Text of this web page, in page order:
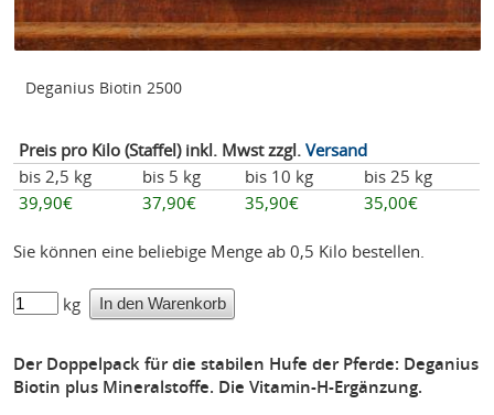
Deganius Biotin 2500
Preis pro Kilo (Staffel) inkl. Mwst zzgl. Versand
bis 2,5 kg
bis 5 kg bis 10 kg
bis 25 kg
39,90€
37,90€ 35,90€ 35,00€
Sie können eine beliebige Menge ab 0,5 Kilo bestellen.
kg
Der Doppelpack für die stabilen Hufe der Pferde: Deganius
Biotin plus Mineralstoffe. Die Vitamin-H-Ergänzung.